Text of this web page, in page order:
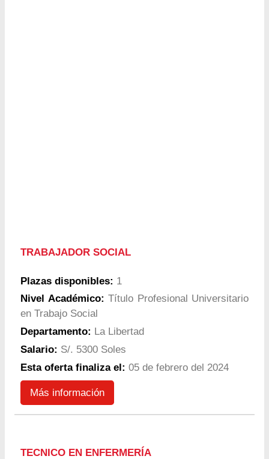
TRABAJADOR SOCIAL
Plazas disponibles: 1
Nivel Académico: Título Profesional Universitario
en Trabajo Social
Departamento: La Libertad
Salario: S/. 5300 Soles
Esta oferta finaliza el: 05 de febrero del 2024
Más información
TECNICO EN ENFERMERÍA